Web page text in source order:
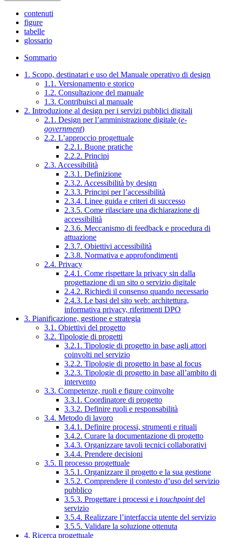
contenuti
figure
tabelle
glossario
Sommario
1. Scopo, destinatari e uso del Manuale operativo di design
1.1. Versionamento e storico
1.2. Consultazione del manuale
1.3. Contribuisci al manuale
2. Introduzione al design per i servizi pubblici digitali
2.1. Design per l’amministrazione digitale (e-
government)
2.2. L’approccio progettuale
2.2.1. Buone pratiche
2.2.2. Principi
2.3. Accessibilità
2.3.1. Definizione
2.3.2. Accessibilità by design
2.3.3. Principi per l’accessibilità
2.3.4. Linee guida e criteri di successo
2.3.5. Come rilasciare una dichiarazione di
accessibilità
2.3.6. Meccanismo di feedback e procedura di
attuazione
2.3.7. Obiettivi accessibilità
2.3.8. Normativa e approfondimenti
2.4. Privacy
2.4.1. Come rispettare la privacy sin dalla
progettazione di un sito o servizio digitale
2.4.2. Richiedi il consenso quando necessario
2.4.3. Le basi del sito web: architettura,
informativa privacy, riferimenti DPO
3. Pianificazione, gestione e strategia
3.1. Obiettivi del progetto
3.2. Tipologie di progetti
3.2.1. Tipologie di progetto in base agli attori
coinvolti nel servizio
3.2.2. Tipologie di progetto in base al focus
3.2.3. Tipologie di progetto in base all’ambito di
intervento
3.3. Competenze, ruoli e figure coinvolte
3.3.1. Coordinatore di progetto
3.3.2. Definire ruoli e responsabilità
3.4. Metodo di lavoro
3.4.1. Definire processi, strumenti e rituali
3.4.2. Curare la documentazione di progetto
3.4.3. Organizzare tavoli tecnici collaborativi
3.4.4. Prendere decisioni
3.5. Il processo progettuale
3.5.1. Organizzare il progetto e la sua gestione
3.5.2. Comprendere il contesto d’uso del servizio
pubblico
3.5.3. Progettare i processi e i touchpointdel
servizio
3.5.4. Realizzare l’interfaccia utente del servizio
3.5.5. Validare la soluzione ottenuta
4. Ricerca progettuale